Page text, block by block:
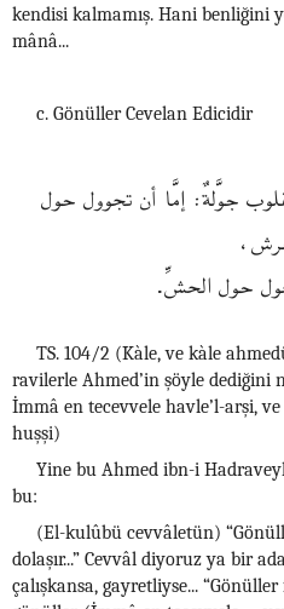
kendisi kalmamış. Hani benliğini
mânâ...
c. Gönüller Cevelan Edicidir
جوَّلةٌ: إمَّا أن تجوول حول
حول الحشِّ.
TS. 104/2 (Kàle, ve kàle
ravilerle Ahmed’in şöyle
İmmâ en tecevvele havle’l-arşi,
huşşi)
Yine bu Ahmed ibn-i
bu:
(El-kulûbü cevvâletün)
dolaşır...” Cevvâl diyoruz ya bir
çalışkansa, gayretliyse... “Gönüller